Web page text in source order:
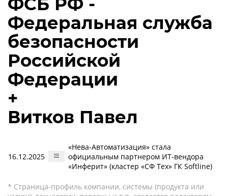
Федеральная служба
безопасности
Российской
Федерации
+
Витков Павел
16.12.2025
«Нева-Автоматизация» стала
официальным партнером ИТ-вендора
«Инферит» (кластер «СФ Тех» ГК Softline)
* Страница-профиль компании, системы (продукта или